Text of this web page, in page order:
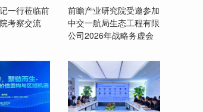
一行莅临前
考察交流
前瞻产业研究院受邀参加
中交一航局生态工程有限
公司2026年战略务虚会